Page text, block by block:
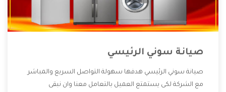
صيانة سوني الرئيسي
صيانة سوني الرئيسي هدفها سهولة التواصل السريع والمباشر
مع الشركة لكى يستمتع العميل بالتعامل معنا وان نبقى